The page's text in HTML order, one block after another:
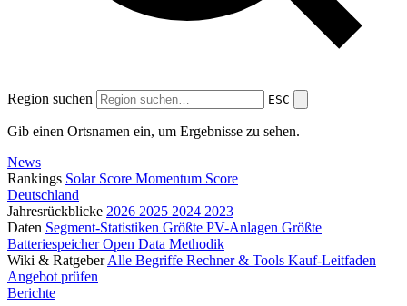
Region suchen ESC
Gib einen Ortsnamen ein, um Ergebnisse zu sehen.
News
Rankings Solar Score Momentum Score
Deutschland
Jahresrückblicke 2026 2025 2024 2023
Daten Segment-Statistiken Größte PV-Anlagen Größte
BatteriespeicherOpen Data Methodik
Wiki & Ratgeber Alle Begriffe Rechner & Tools Kauf-Leitfaden
Angebot prüfen
Berichte